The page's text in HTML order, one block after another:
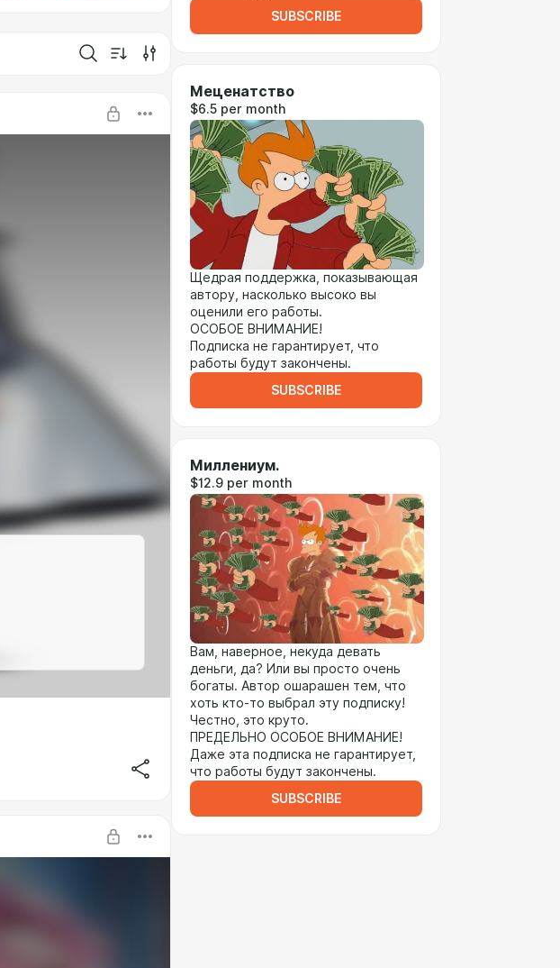
SUBSCRIBE
Меценатство
$6.5 per month
Щедрая поддержка, показывающая
автору, насколько высоко вы
оценили его работы.
ОСОБОЕ ВНИМАНИЕ!
Подписка не гарантирует, что
работы будут закончены.
SUBSCRIBE
Миллениум.
$12.9 per month
Вам, наверное, некуда девать
деньги, да? Или вы просто очень
богаты. Автор ошарашен тем, что
хоть кто-то выбрал эту подписку!
Честно, это круто.
ПРЕДЕЛЬНО ОСОБОЕ ВНИМАНИЕ!
Даже эта подписка не гарантирует,
что работы будут закончены.
SUBSCRIBE